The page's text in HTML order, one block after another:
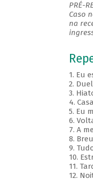
PRÉ-
Caso
na
1. Eu
2.
3.
4.
5. Eu
6.
7. A
8.
9.
10.
11.
12.